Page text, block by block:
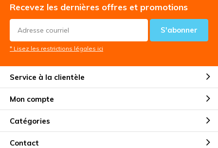
Recevez les dernières offres et promotions
S'abonner
* Lisez les restrictions légales ici
Service à la clientèle
Mon compte
Catégories
Contact